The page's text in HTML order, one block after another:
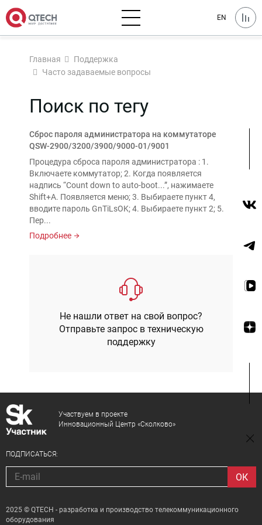
EN
Главная
Поддержка
Часто задаваемые вопросы
Поиск по тегу
Сброс пароля администратора на коммутаторе
QSW-2900/3200/3900/9000-01/9001
Процедура сброса пароля администратора : 1.
Включаете коммутатор; 2. Когда появляется
надпись “Count down to auto-boot...”, нажимаете
Shift+A. Появляется меню; 3. Выбираете пункт 4,
вводите пароль GnTiLsOK; 4. Выбираете пункт 2; 5.
Пер...
Подробнее
Не нашли ответ на свой вопрос?
Отправьте запрос в техническую
поддержку
Участвуем в проекте
Инновационный Центр «Сколково»
ПОДПИСАТЬСЯ:
2025 © QTECH - разработка и производство телекоммуникационного
оборудования